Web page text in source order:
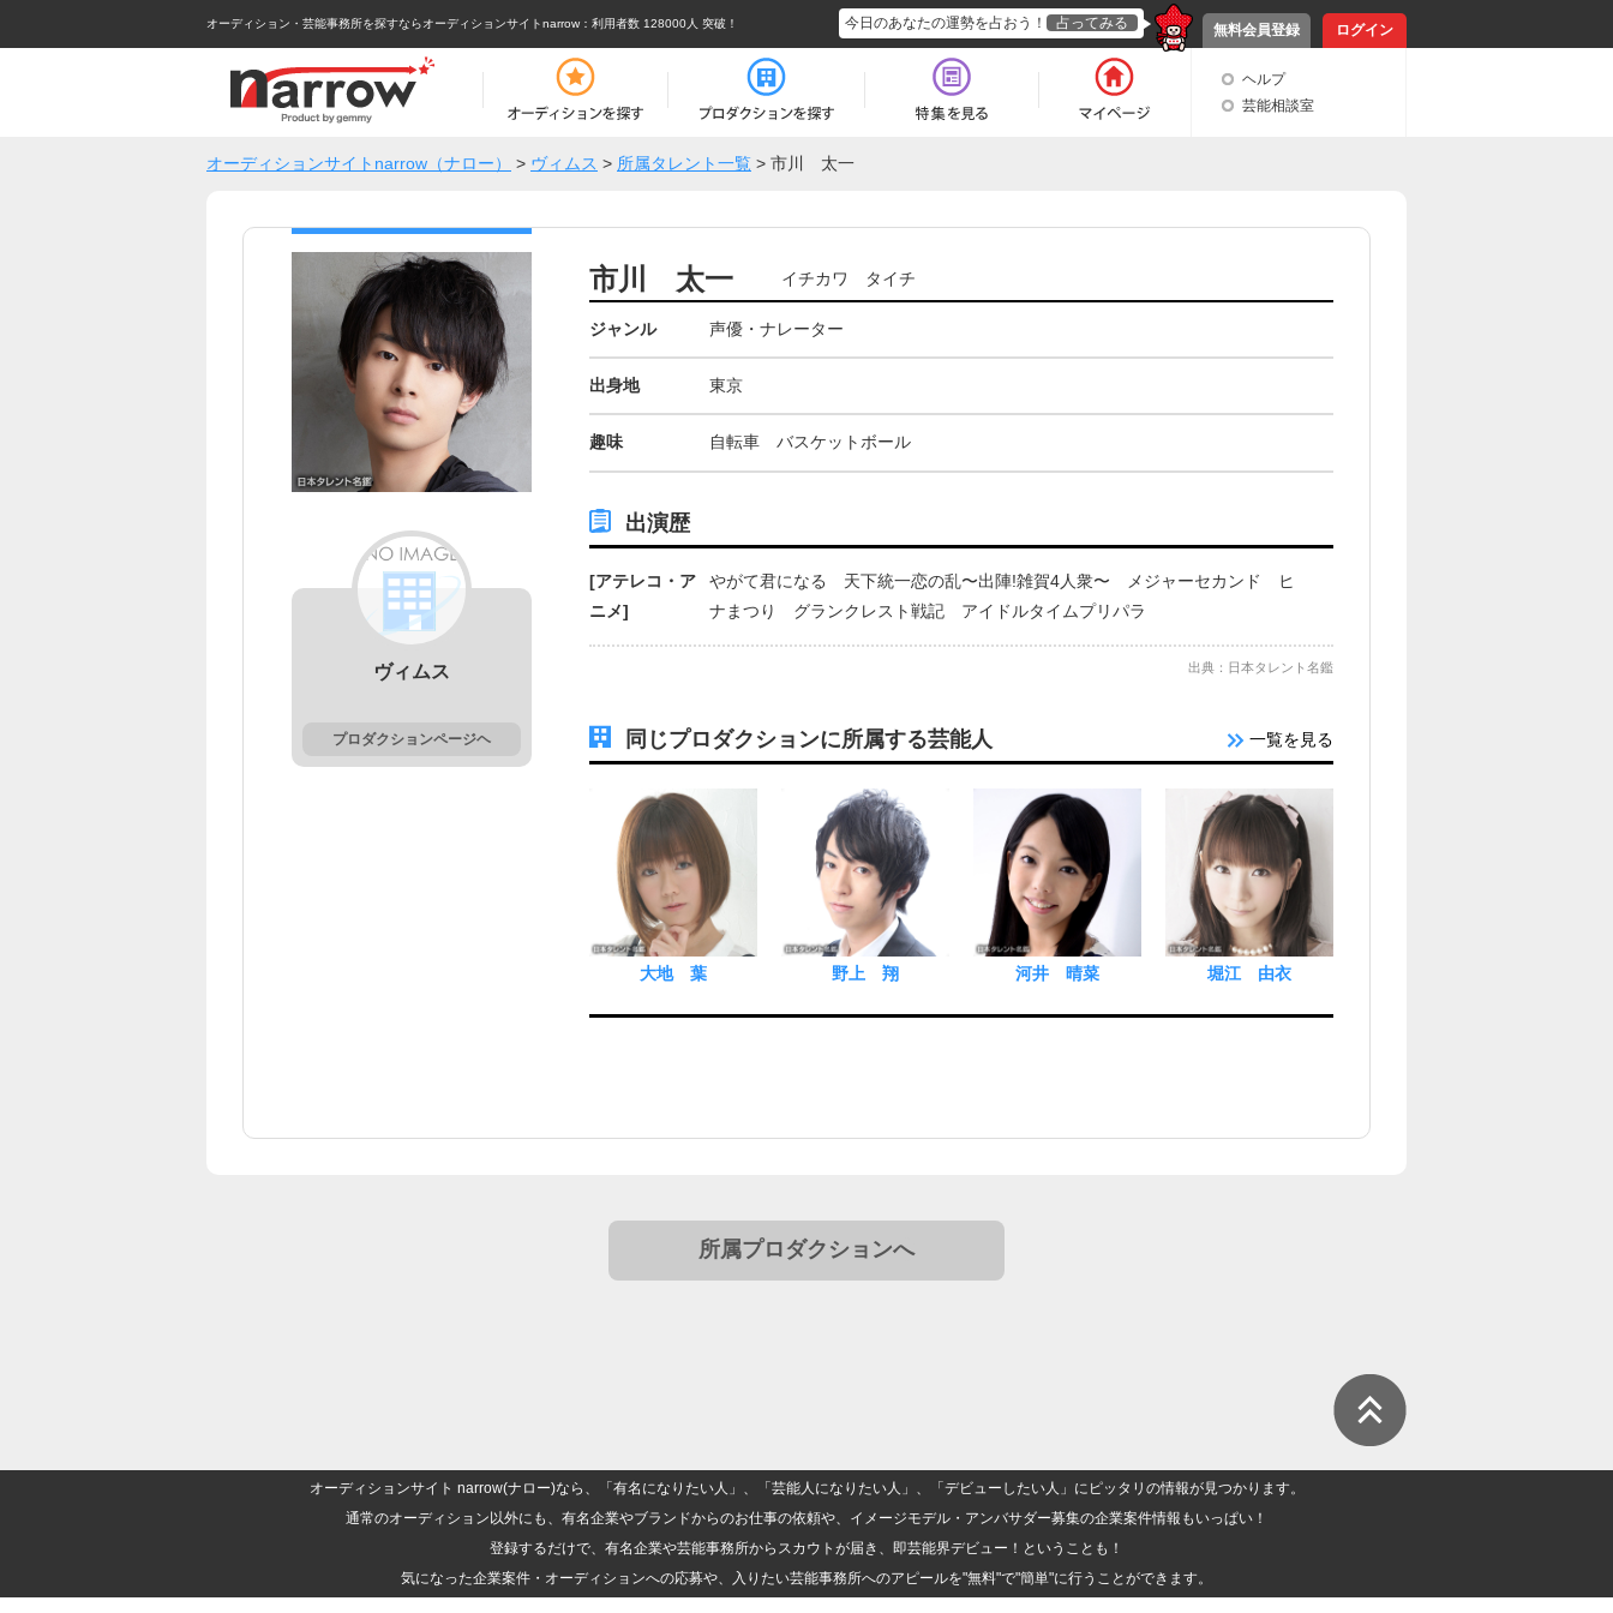
オーディション・芸能事務所を探すならオーディションサイトnarrow ：利用者数 128000人 突破！ 無料会員登録 ログイン
今日のあなたの運勢を占おう！ 占ってみる
ヘルプ
芸能相談室
オーディションサイトnarrow（ナロー） > ヴィムス > 所属タレント一覧 > 市川 太一
ヴィムス
プロダクションページヘ
市川 太一 イチカワ タイチ
ジャンル 声優・ナレーター
出身地 東京
趣味 自転車 バスケットボール
出演歴
[アテレコ・ア
ニメ]
やがて君になる 天下統一恋の乱〜出陣!雑賀4人衆〜 メジャーセカンド ヒ
ナまつり グランクレスト戦記 アイドルタイムプリパラ
出典：日本タレント名鑑
同じプロダクションに所属する芸能人 一覧を見る
大地 葉 野上 翔 河井 晴菜 堀江 由衣
所属プロダクションへ
オーディションサイト narrow(ナロー)なら、「有名になりたい人」、「芸能人になりたい人」、「デビューしたい人」にピッタリの情報が見つかります。
通常のオーディション以外にも、有名企業やブランドからのお仕事の依頼や、イメージモデル・アンバサダー募集の企業案件情報もいっぱい！
登録するだけで、有名企業や芸能事務所からスカウトが届き、即芸能界デビュー！ということも！
気になった企業案件・オーディションへの応募や、入りたい芸能事務所へのアピールを"無料"で"簡単"に行うことができます。